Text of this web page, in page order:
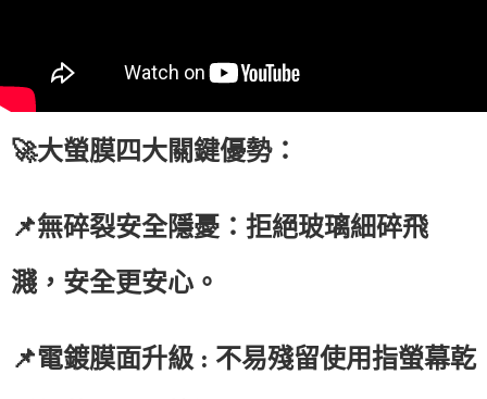
🚀大螢膜四大關鍵優勢：
📌無碎裂安全隱憂：拒絕玻璃細碎飛
濺，安全更安心。
📌電鍍膜面升級 : 不易殘留使用指螢幕乾